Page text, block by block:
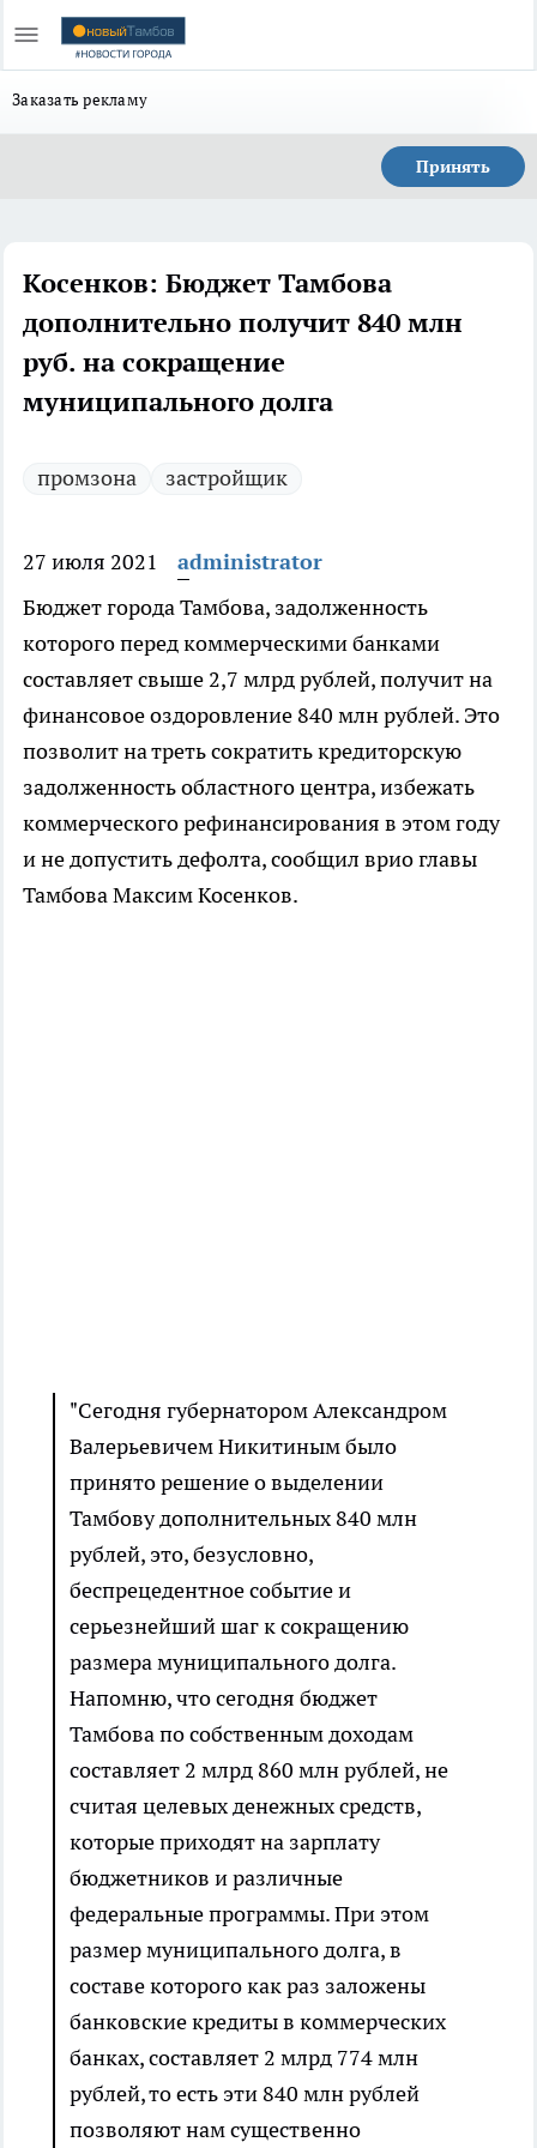
Заказать рекламу
Принять
Косенков: Бюджет Тамбова
дополнительно получит 840 млн
руб. на сокращение
муниципального долга
промзона застройщик
27 июля 2021
administrator
Бюджет города Тамбова, задолженность
которого перед коммерческими банками
составляет свыше 2,7 млрд рублей, получит на
финансовое оздоровление 840 млн рублей. Это
позволит на треть сократить кредиторскую
задолженность областного центра, избежать
коммерческого рефинансирования в этом году
и не допустить дефолта, сообщил врио главы
Тамбова Максим Косенков.
"Сегодня губернатором Александром
Валерьевичем Никитиным было
принято решение о выделении
Тамбову дополнительных 840 млн
рублей, это, безусловно,
беспрецедентное событие и
серьезнейший шаг к сокращению
размера муниципального долга.
Напомню, что сегодня бюджет
Тамбова по собственным доходам
составляет 2 млрд 860 млн рублей, не
считая целевых денежных средств,
которые приходят на зарплату
бюджетников и различные
федеральные программы. При этом
размер муниципального долга, в
составе которого как раз заложены
банковские кредиты в коммерческих
банках, составляет 2 млрд 774 млн
рублей, то есть эти 840 млн рублей
позволяют нам существенно